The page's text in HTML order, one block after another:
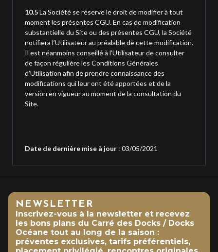
10.5La Société se réserve le droit de modifier à tout
moment les présentes CGU. En cas de modification
substantielle du Site ou des présentes CGU, la Société
notifiera l’Utilisateur au préalable de cette modification.
Il est néanmoins conseillé à l’Utilisateur de consulter
de façon régulière les Conditions Générales
d’Utilisation afin de prendre connaissance des
modifications qui leur ont été apportées et de la
version en vigueur au moment de la consultation du
Site.
Date de dernière mise à jour : 03/05/2021
NEWSLETTER
Inscrivez-vous à la newsletter et recevez
les bons plans du Carré des Docks / Docks
Océane tout au long de la saison :
préventes exclusives, tarifs préférentiels,